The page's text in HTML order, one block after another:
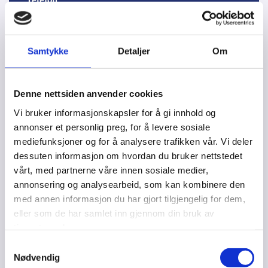
Samtykke Detaljer Om
Denne nettsiden anvender cookies
Vi bruker informasjonskapsler for å gi innhold og
annonser et personlig preg, for å levere sosiale
mediefunksjoner og for å analysere trafikken vår. Vi deler
dessuten informasjon om hvordan du bruker nettstedet
vårt, med partnerne våre innen sosiale medier,
annonsering og analysearbeid, som kan kombinere den
med annen informasjon du har gjort tilgjengelig for dem,
eller som de har samlet inn gjennom din bruk av
Nødvendig
E-post*